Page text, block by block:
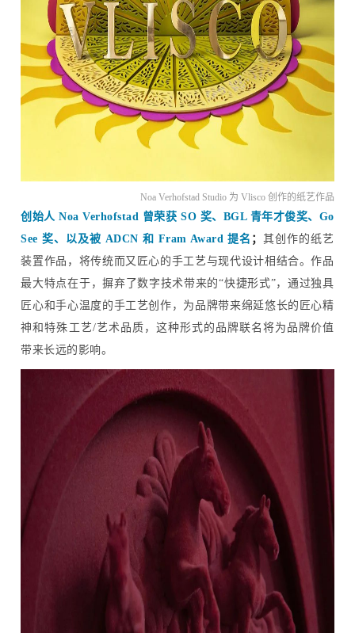
Noa Verhofstad Studio 为 Vlisco 创作的纸艺作品
创始人 Noa Verhofstad 曾荣获 SO 奖、BGL 青年才俊奖、Go
See 奖、以及被 ADCN 和 Fram Award 提名 ； 其创作的纸艺
装置作品，将传统而又匠心的手工艺与现代设计相结合。作品
最大特点在于，摒弃了数字技术带来的“快捷形式”，通过独具
匠心和手心温度的手工艺创作，为品牌带来绵延悠长的匠心精
神和特殊工艺/艺术品质，这种形式的品牌联名将为品牌价值
带来长远的影响。